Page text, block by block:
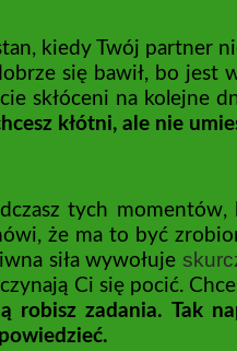
kiedy Twój partner
się bawił, bo jest
skłóceni na kolejne
kłótni, ale nie
tych
że ma to być
siła wywołuje
Ci się pocić.
robisz zadania. Tak